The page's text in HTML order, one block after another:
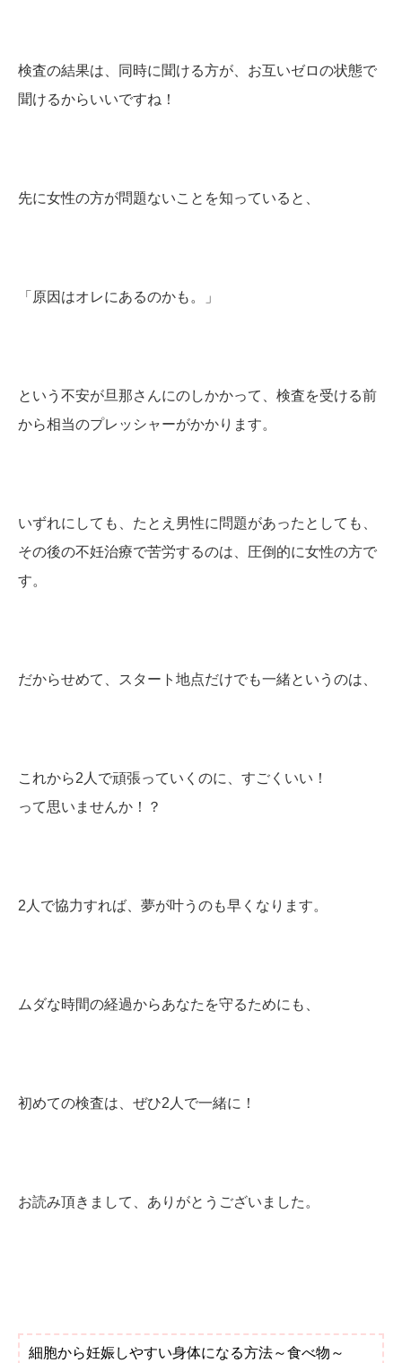
検査の結果は、同時に聞ける方が、お互いゼロの状態で
聞けるからいいですね！
先に女性の方が問題ないことを知っていると、
「原因はオレにあるのかも。」
という不安が旦那さんにのしかかって、検査を受ける前
から相当のプレッシャーがかかります。
いずれにしても、たとえ男性に問題があったとしても、
その後の不妊治療で苦労するのは、圧倒的に女性の方で
す。
だからせめて、スタート地点だけでも一緒というのは、
これから2人で頑張っていくのに、すごくいい！
って思いませんか！？
2人で協力すれば、夢が叶うのも早くなります。
ムダな時間の経過からあなたを守るためにも、
初めての検査は、ぜひ2人で一緒に！
お読み頂きまして、ありがとうございました。
細胞から妊娠しやすい身体になる方法～食べ物～